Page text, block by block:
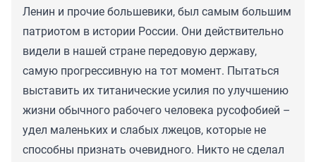
Ленин и прочие большевики, был самым большим
патриотом в истории России. Они действительно
видели в нашей стране передовую державу,
самую прогрессивную на тот момент. Пытаться
выставить их титанические усилия по улучшению
жизни обычного рабочего человека русофобией –
удел маленьких и слабых лжецов, которые не
способны признать очевидного. Никто не сделал